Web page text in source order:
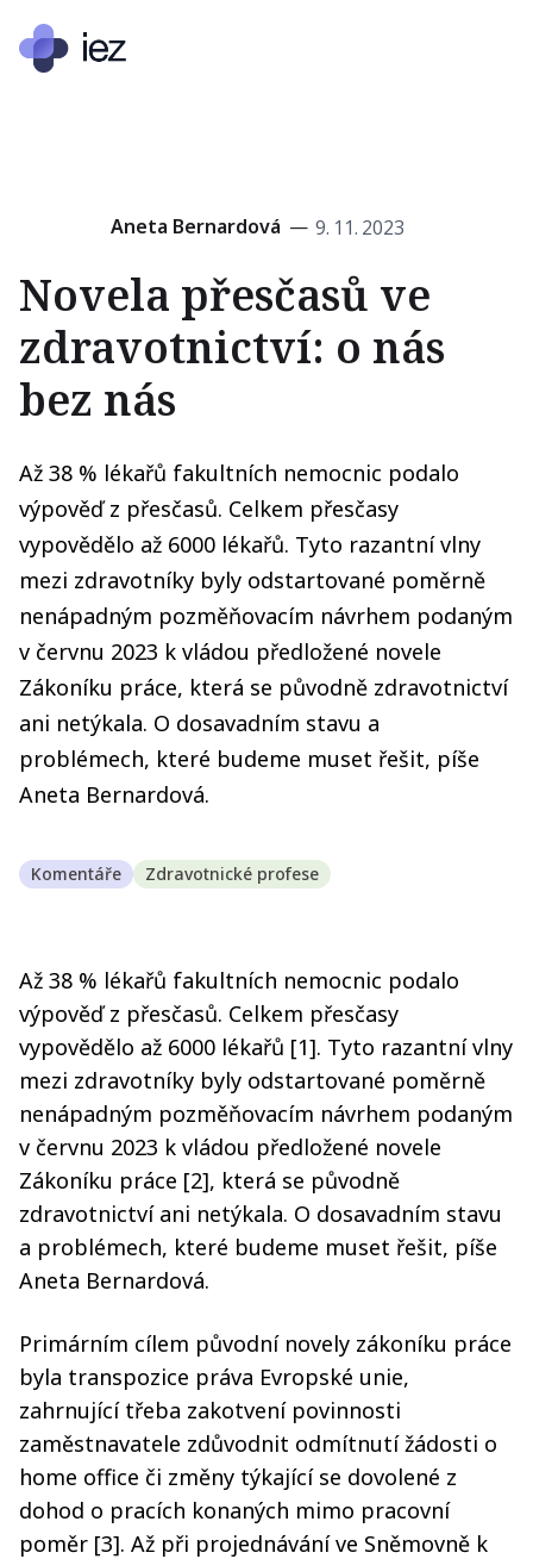
Aneta Bernardová — 9. 11. 2023
Novela přesčasů ve
zdravotnictví: o nás
bez nás
Až 38 % lékařů fakultních nemocnic podalo
výpověď z přesčasů. Celkem přesčasy
vypovědělo až 6000 lékařů. Tyto razantní vlny
mezi zdravotníky byly odstartované poměrně
nenápadným pozměňovacím návrhem podaným
v červnu 2023 k vládou předložené novele
Zákoníku práce, která se původně zdravotnictví
ani netýkala. O dosavadním stavu a
problémech, které budeme muset řešit, píše
Aneta Bernardová.
Komentáře Zdravotnické profese
Až 38 % lékařů fakultních nemocnic podalo
výpověď z přesčasů. Celkem přesčasy
vypovědělo až 6000 lékařů [1]. Tyto razantní vlny
mezi zdravotníky byly odstartované poměrně
nenápadným pozměňovacím návrhem podaným
v červnu 2023 k vládou předložené novele
Zákoníku práce [2], která se původně
zdravotnictví ani netýkala. O dosavadním stavu
a problémech, které budeme muset řešit, píše
Aneta Bernardová.
Primárním cílem původní novely zákoníku práce
byla transpozice práva Evropské unie,
zahrnující třeba zakotvení povinnosti
zaměstnavatele zdůvodnit odmítnutí žádosti o
home office či změny týkající se dovolené z
dohod o pracích konaných mimo pracovní
poměr [3]. Až při projednávání ve Sněmovně k